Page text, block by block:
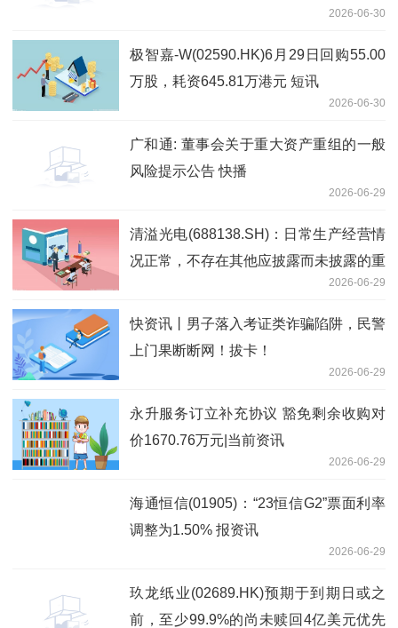
2026-06-30
极智嘉-W(02590.HK)6月29日回购55.00
万股，耗资645.81万港元 短讯
2026-06-30
广和通: 董事会关于重大资产重组的一般
风险提示公告 快播
2026-06-29
清溢光电(688138.SH)：日常生产经营情
况正常，不存在其他应披露而未披露的重
2026-06-29
快资讯丨男子落入考证类诈骗陷阱，民警
上门果断断网！拔卡！
2026-06-29
永升服务订立补充协议 豁免剩余收购对
价1670.76万元|当前资讯
2026-06-29
海通恒信(01905)：“23恒信G2”票面利率
调整为1.50% 报资讯
2026-06-29
玖龙纸业(02689.HK)预期于到期日或之
前，至少99.9%的尚未赎回4亿美元优先